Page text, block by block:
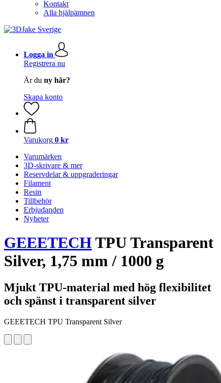
Kontakt
Alla hjälpämnen
Logga in
Registrera nu
Är du ny här?
Skapa konto
Varukorg 0 kr
Varumärken
3D-skrivare & mer
Reservdelar & uppgraderingar
Filament
Resin
Tillbehör
Erbjudanden
Nyheter
GEEETECHTPU Transparent
Silver, 1,75 mm / 1000 g
Mjukt TPU-material med hög flexibilitet
och spänst i transparent silver
GEEETECH TPU Transparent Silver